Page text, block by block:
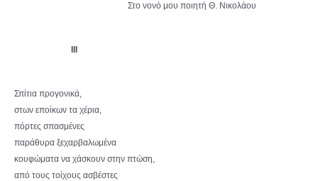
Στο νονό μου ποιητή Θ. Νικολάου
III
Σπίτια προγονικά,
στων εποίκων τα χέρια,
πόρτες σπασμένες
παράθυρα ξεχαρβαλωμένα
κουφώματα να χάσκουν στην πτώση,
από τους τοίχους ασβέστες